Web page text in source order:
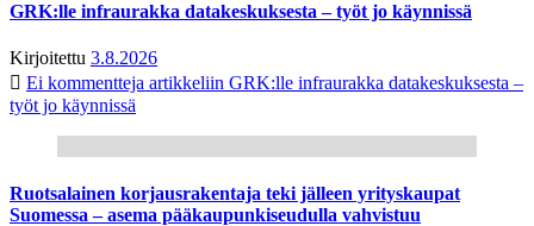
GRK:lle infraurakka datakeskuksesta – työt jo käynnissä
Kirjoitettu 3.8.2026
Ei kommentteja artikkeliin GRK:lle infraurakka datakeskuksesta –
työt jo käynnissä
Ruotsalainen korjausrakentaja teki jälleen yrityskaupat
Suomessa – asema pääkaupunkiseudulla vahvistuu